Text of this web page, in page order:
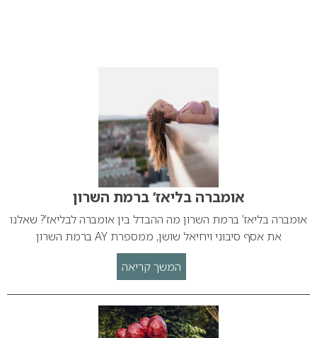
אומברה בליאז’ ברמת השרון
אומברה בליאז’ ברמת השרון מה ההבדל בין אומברה לבליאז’? שאלנו
את אסף סיבוני ויחיאל שושן, ממספרת AY ברמת השרון
המשך קריאה